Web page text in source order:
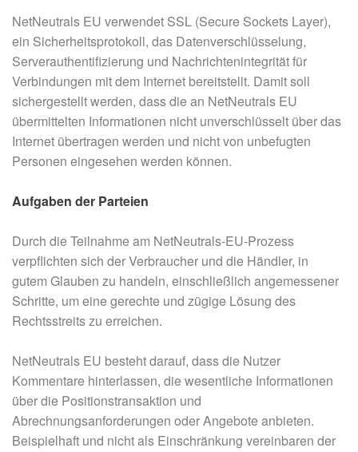
NetNeutrals EU verwendet SSL (Secure Sockets Layer),
ein Sicherheitsprotokoll, das Datenverschlüsselung,
Serverauthentifizierung und Nachrichtenintegrität für
Verbindungen mit dem Internet bereitstellt. Damit soll
sichergestellt werden, dass die an NetNeutrals EU
übermittelten Informationen nicht unverschlüsselt über das
Internet übertragen werden und nicht von unbefugten
Personen eingesehen werden können.
Aufgaben der Parteien
Durch die Teilnahme am NetNeutrals-EU-Prozess
verpflichten sich der Verbraucher und die Händler, in
gutem Glauben zu handeln, einschließlich angemessener
Schritte, um eine gerechte und zügige Lösung des
Rechtsstreits zu erreichen.
NetNeutrals EU besteht darauf, dass die Nutzer
Kommentare hinterlassen, die wesentliche Informationen
über die Positionstransaktion und
Abrechnungsanforderungen oder Angebote anbieten.
Beispielhaft und nicht als Einschränkung vereinbaren der